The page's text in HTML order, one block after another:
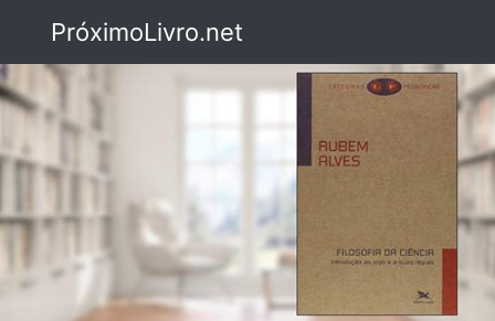
PróximoLivro.net